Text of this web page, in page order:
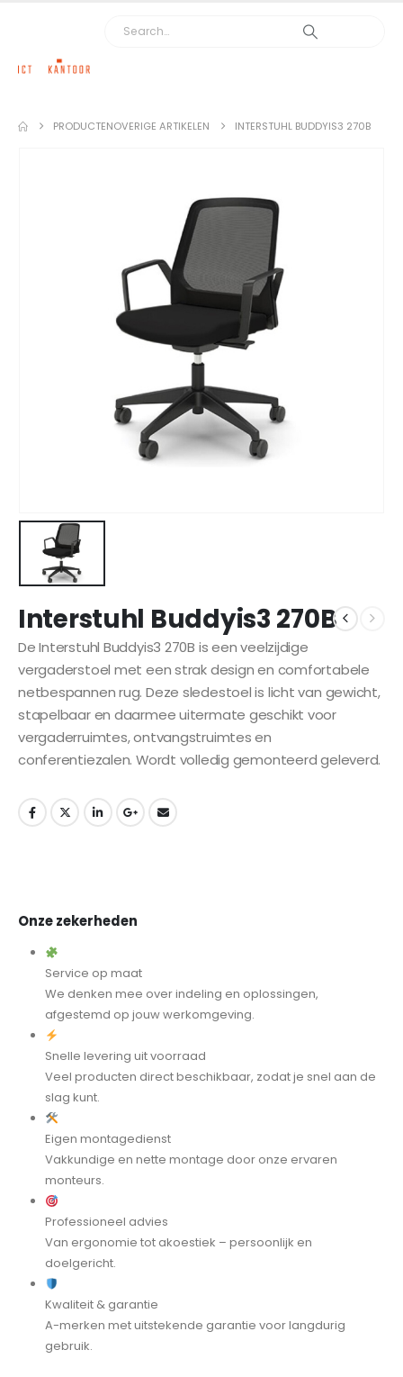
PRODUCTENOVERIGE ARTIKELEN INTERSTUHL BUDDYIS3 270B
Interstuhl Buddyis3 270B
De Interstuhl Buddyis3 270B is een veelzijdige
vergaderstoel met een strak design en comfortabele
netbespannen rug. Deze sledestoel is licht van gewicht,
stapelbaar en daarmee uitermate geschikt voor
vergaderruimtes, ontvangstruimtes en
conferentiezalen. Wordt volledig gemonteerd geleverd.
Onze zekerheden
Service op maat
We denken mee over indeling en oplossingen,
afgestemd op jouw werkomgeving.
Snelle levering uit voorraad
Veel producten direct beschikbaar, zodat je snel aan de
slag kunt.
Eigen montagedienst
Vakkundige en nette montage door onze ervaren
monteurs.
Professioneel advies
Van ergonomie tot akoestiek – persoonlijk en
doelgericht.
Kwaliteit & garantie
A-merken met uitstekende garantie voor langdurig
gebruik.